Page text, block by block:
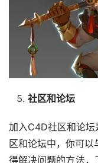
社区和论坛
加入C4D社区和论坛
区和论坛中，你可
得解决问题的方法，